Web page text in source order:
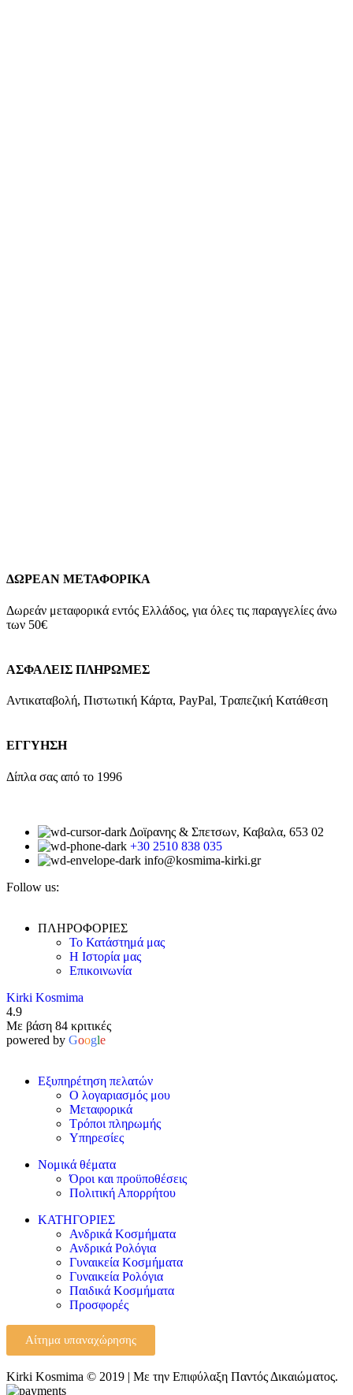
ΔΩΡΕΑΝ ΜΕΤΑΦΟΡΙΚΑ
Δωρεάν μεταφορικά εντός Ελλάδος, για όλες τις παραγγελίες άνω
των 50€
ΑΣΦΑΛΕΙΣ ΠΛΗΡΩΜΕΣ
Αντικαταβολή, Πιστωτική Κάρτα, PayPal, Τραπεζική Kατάθεση
ΕΓΓΥΗΣΗ
Δίπλα σας από το 1996
Δοϊρανης & Σπετσων, Καβαλα, 653 02
+30 2510 838 035
info@kosmima-kirki.gr
Follow us:
ΠΛΗΡΟΦΟΡΙΕΣ
Το Κατάστημά μας
Η Ιστορία μας
Επικοινωνία
Kirki Kosmima
4.9
Με βάση 84 κριτικές
powered by Google
Εξυπηρέτηση πελατών
Ο λογαριασμός μου
Μεταφορικά
Τρόποι πληρωμής
Υπηρεσίες
Νομικά θέματα
Όροι και προϋποθέσεις
Πολιτική Απορρήτου
ΚΑΤΗΓΟΡΙΕΣ
Ανδρικά Κοσμήματα
Ανδρικά Ρολόγια
Γυναικεία Κοσμήματα
Γυναικεία Ρολόγια
Παιδικά Κοσμήματα
Προσφορές
Αίτημα υπαναχώρησης
Kirki Kosmima © 2019 | Με την Επιφύλαξη Παντός Δικαιώματος.